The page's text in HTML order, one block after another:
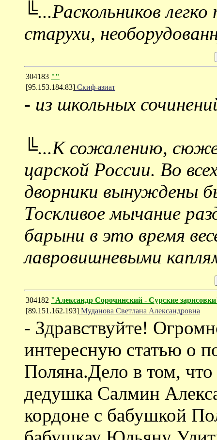
╚...Раскольников
старухи,
304183 ""
[95.153.184.83] Скиф-азиат
- из школьных
╚...К сожалению,
царской России. Во
дворники вынуждены
Тоскливое мычание
барыни в это время
лавровишневыми
304182 "Александр Сорочинский - Сурские
[89.151.162.193] Муданова Светлана Александровна
- Здравствуйте!
интересную статью о
Поляна.Дело в том,
дедушка Салмин
кордоне с бабушкой